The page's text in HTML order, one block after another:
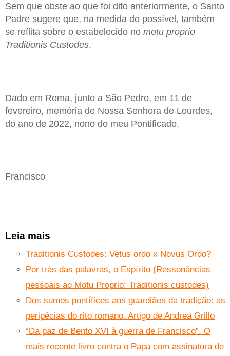
Sem que obste ao que foi dito anteriormente, o Santo
Padre sugere que, na medida do possível, também
se reflita sobre o estabelecido no motu proprio
Traditionis Custodes.
Dado em Roma, junto a São Pedro, em 11 de
fevereiro, memória de Nossa Senhora de Lourdes,
do ano de 2022, nono do meu Pontificado.
Francisco
Leia mais
Traditionis Custodes: Vetus ordo x Novus Ordo?
Por trás das palavras, o Espírito (Ressonâncias
pessoais ao Motu Proprio: Traditionis custodes)
Dos sumos pontífices aos guardiães da tradição: as
peripécias do rito romano. Artigo de Andrea Grillo
“Da paz de Bento XVI à guerra de Francisco”. O
mais recente livro contra o Papa com assinatura de